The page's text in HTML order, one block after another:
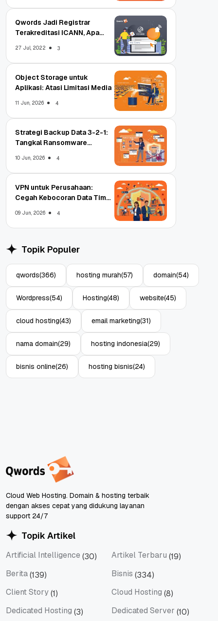
Qwords Jadi Registrar
Terakreditasi ICANN, Apa
27 Jul, 2022 3
Object Storage untuk
Aplikasi: Atasi Limitasi Media
11 Jun, 2026 4
Strategi Backup Data 3-2-1:
Tangkal Ransomware
10 Jun, 2026 4
VPN untuk Perusahaan:
Cegah Kebocoran Data Tim
09 Jun, 2026 4
Topik Populer
qwords(366) hosting murah(57) domain(54)
Wordpress(54) Hosting(48) website(45)
cloud hosting(43) email marketing(31)
nama domain(29) hosting indonesia(29)
bisnis online(26) hosting bisnis(24)
Cloud Web Hosting. Domain & hosting terbaik
dengan akses cepat yang didukung layanan
support 24/7
Topik Artikel
Artificial Intelligence (30) Artikel Terbaru (19)
Berita(139) Bisnis (334)
Client Story(1) Cloud Hosting (8)
Dedicated Hosting (3) Dedicated Server (10)